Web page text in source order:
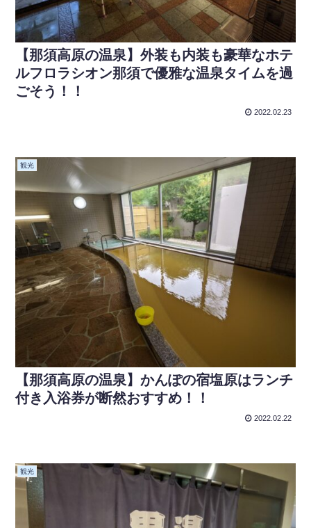
【那須高原の温泉】外装も内装も豪華なホテ
ルフロラシオン那須で優雅な温泉タイムを過
ごそう！！
2022.02.23
観光
【那須高原の温泉】かんぽの宿塩原はランチ
付き入浴券が断然おすすめ！！
2022.02.22
観光